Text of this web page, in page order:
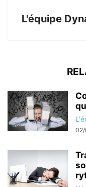
L'équipe